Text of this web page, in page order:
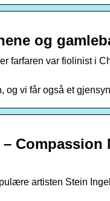
og
farfaren var fiolinist i
vi får også et
Compassion
artisten Stein